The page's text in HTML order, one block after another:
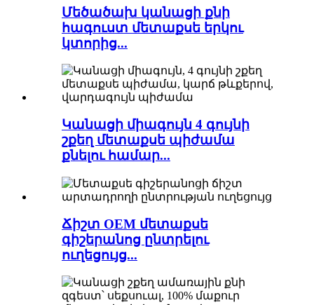
Մեծածախ կանացի քնի
հագուստ մետաքսե երկու
կտորից...
Կանացի միագույն 4 գույնի
շքեղ մետաքսե պիժամա
քնելու համար...
Ճիշտ OEM մետաքսե
գիշերանոց ընտրելու
ուղեցույց...